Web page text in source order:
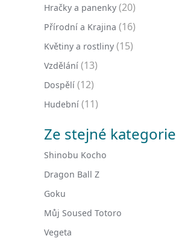
Hračky a panenky (20)
Přírodní a Krajina (16)
Květiny a rostliny (15)
Vzdělání (13)
Dospělí (12)
Hudební (11)
Ze stejné kategorie
Shinobu Kocho
Dragon Ball Z
Goku
Můj Soused Totoro
Vegeta